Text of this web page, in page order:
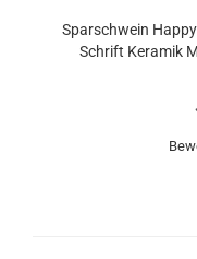
Sparschwein
Schrift Keramik